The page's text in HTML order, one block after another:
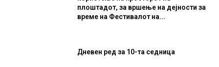
плоштадот, за вршење на дејности за
време на Фестивалот на...
Дневен ред за 10-та седница